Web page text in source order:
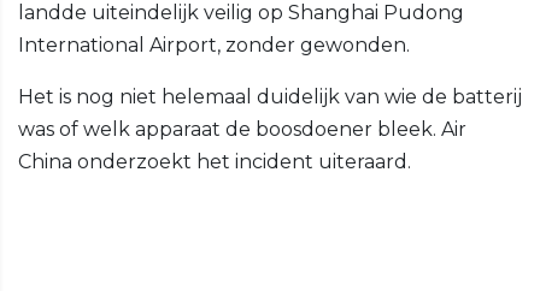
landde uiteindelijk veilig op Shanghai Pudong
International Airport, zonder gewonden.
Het is nog niet helemaal duidelijk van wie de batterij
was of welk apparaat de boosdoener bleek. Air
China onderzoekt het incident uiteraard.